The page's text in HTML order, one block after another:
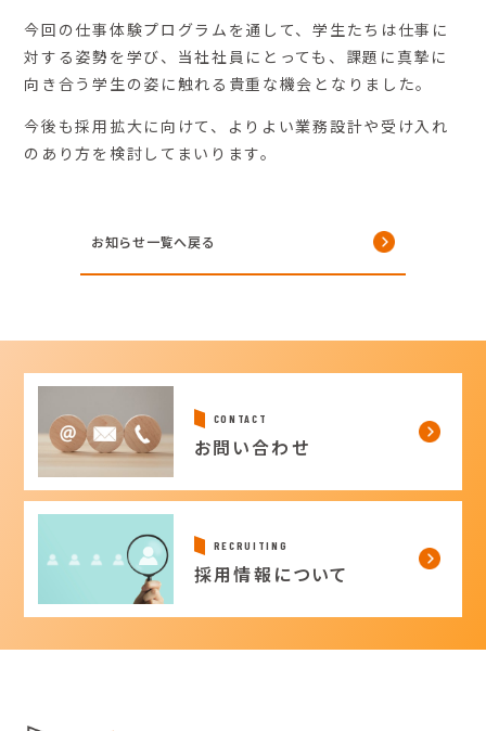
今回の仕事体験プログラムを通して、学生たちは仕事に
対する姿勢を学び、当社社員にとっても、課題に真摯に
向き合う学生の姿に触れる貴重な機会となりました。
今後も採用拡大に向けて、よりよい業務設計や受け入れ
のあり方を検討してまいります。
お知らせ一覧へ戻る
CONTACT
お問い合わせ
RECRUITING
採用情報について